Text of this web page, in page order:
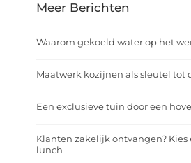
Meer Berichten
Waarom gekoeld water op het
Maatwerk kozijnen als sleutel tot
Een exclusieve tuin door een
Klanten zakelijk ontvangen?
lunch